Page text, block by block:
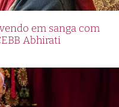
em sanga com
Abhirati